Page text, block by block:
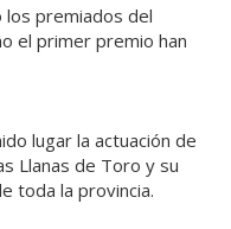
los premiados del
el primer premio han
lugar la actuación de
Llanas de Toro y su
toda la provincia.